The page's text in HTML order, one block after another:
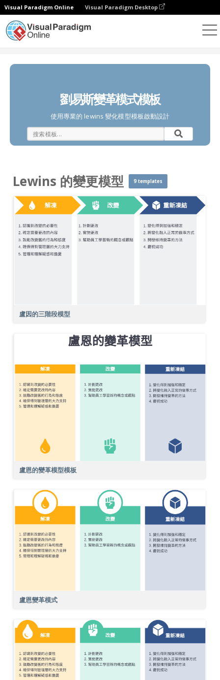
Visual Paradigm Online Visual Paradigm Desktop
劉易斯變革模式模板
使用專業的 lewins 變化模型模板啟動設計
Lewins 的變更模型 9 templates
盧因的三階段模型
盧恩的變革模型模板
盧恩變革模式